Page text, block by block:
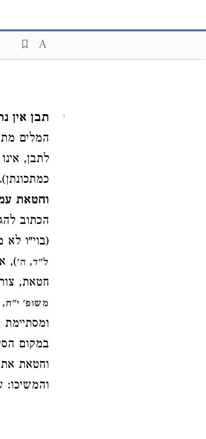
1 תבן אין
המלים
לתבן,
כמתכונתן). ‏
וחטאת
הכתוב
(בוי"ו לא
ל"ד, ה'),
חטאת,
משופ' י"ח,
במקום
וחטאת
והמשיכו: